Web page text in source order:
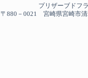
プリザーブドフ
〒880－0021 宮崎県宮崎市